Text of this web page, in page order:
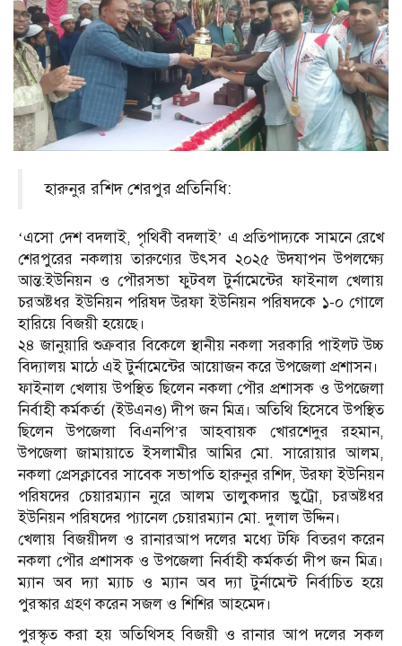
হারুনুর রশিদ শেরপুর প্রতিনিধি:
‘এসো দেশ বদলাই, পৃথিবী বদলাই’ এ প্রতিপাদ্যকে সামনে রেখে
শেরপুরের নকলায় তারুণ্যের উৎসব ২০২৫ উদযাপন উপলক্ষ্যে
আন্ত:ইউনিয়ন ও পৌরসভা ফুটবল টুর্নামেন্টের ফাইনাল খেলায়
চরঅষ্টধর ইউনিয়ন পরিষদ উরফা ইউনিয়ন পরিষদকে ১-০ গোলে
হারিয়ে বিজয়ী হয়েছে।
২৪ জানুয়ারি শুক্রবার বিকেলে স্থানীয় নকলা সরকারি পাইলট উচ্চ
বিদ্যালয় মাঠে এই টুর্নামেন্টের আয়োজন করে উপজেলা প্রশাসন।
ফাইনাল খেলায় উপস্থিত ছিলেন নকলা পৌর প্রশাসক ও উপজেলা
নির্বাহী কর্মকর্তা (ইউএনও) দীপ জন মিত্র। অতিথি হিসেবে উপস্থিত
ছিলেন উপজেলা বিএনপি’র আহবায়ক খোরশেদুর রহমান,
উপজেলা জামায়াতে ইসলামীর আমির মো. সারোয়ার আলম,
নকলা প্রেসক্লাবের সাবেক সভাপতি হারুনুর রশিদ, উরফা ইউনিয়ন
পরিষদের চেয়ারম্যান নুরে আলম তালুকদার ভুট্রো, চরঅষ্টধর
ইউনিয়ন পরিষদের প্যানেল চেয়ারম্যান মো. দুলাল উদ্দিন।
খেলায় বিজয়ীদল ও রানারআপ দলের মধ্যে টফি বিতরণ করেন
নকলা পৌর প্রশাসক ও উপজেলা নির্বাহী কর্মকর্তা দীপ জন মিত্র।
ম্যান অব দ্যা ম্যাচ ও ম্যান অব দ্যা টুর্নামেন্ট নির্বাচিত হয়ে
পুরস্কার গ্রহণ করেন সজল ও শিশির আহমেদ।
পুরস্কৃত করা হয় অতিথিসহ বিজয়ী ও রানার আপ দলের সকল